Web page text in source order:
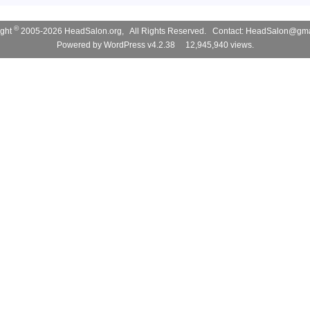
© 2005-2026 HeadSalon.org, All Rights Reserved. Contact:
Powered by WordPress v4.2.38 12,945,940 views.